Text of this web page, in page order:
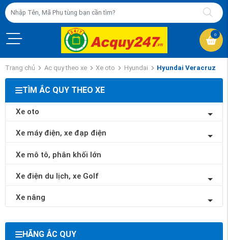
0
Trang chủ Ac quy theo xe Xe oto Hyundai Hyundai Veracruz
TÌM ẮC QUY THEO XE
Xe oto
Xe máy điện, xe đạp điện
Xe mô tô, phân khối lớn
Xe điện du lịch, xe Golf
Xe nâng
HÃNG ẮC QUY